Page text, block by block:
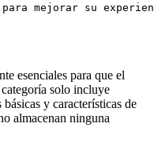
mejorar su
esenciales para que el
solo incluye
y características de
almacenan ninguna